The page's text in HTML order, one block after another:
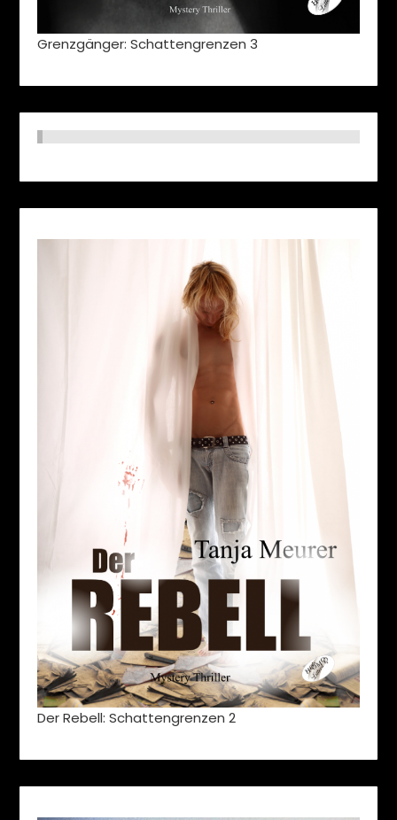
Grenzgänger: Schattengrenzen 3
Der Rebell: Schattengrenzen 2